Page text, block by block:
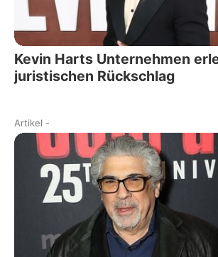
Kevin Harts Unternehmen
juristischen Rückschlag
Artikel -